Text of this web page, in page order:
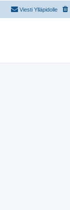
Viesti Ylläpidolle